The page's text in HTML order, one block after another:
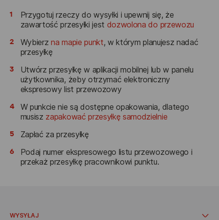
1
Przygotuj rzeczy do wysyłki i upewnij się, że
zawartość przesyłki jest dozwolona do przewozu
2
Wybierzna mapie punkt, w którym planujesz nadać
przesyłkę
3
Utwórz przesyłkę w aplikacji mobilnej lub w panelu
użytkownika, żeby otrzymać elektroniczny
ekspresowy list przewozowy
4
W punkcie nie są dostępne opakowania, dlatego
musisz zapakować przesyłkę samodzielnie
5
Zapłać za przesyłkę
6
Podaj numer ekspresowego listu przewozowego i
przekaż przesyłkę pracownikowi punktu.
WYSYŁAJ